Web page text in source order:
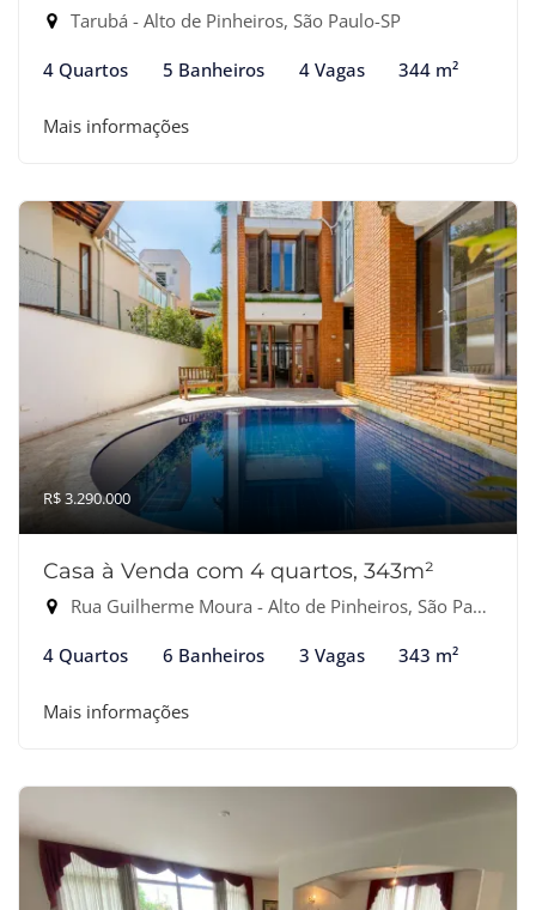
Tarubá - Alto de Pinheiros, São Paulo-SP
4 Quartos 5 Banheiros 4 Vagas 344 m²
Mais informações
R$ 3.290.000
Casa à Venda com 4 quartos, 343m²
Rua Guilherme Moura - Alto de Pinheiros, São Paulo-SP
4 Quartos 6 Banheiros 3 Vagas 343 m²
Mais informações